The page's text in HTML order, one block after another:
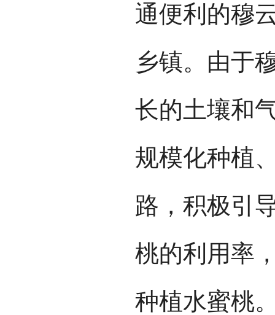
通便利的穆
乡镇。由于
长的土壤和
规模化种植
路，积极引
桃的利用率
种植水蜜桃